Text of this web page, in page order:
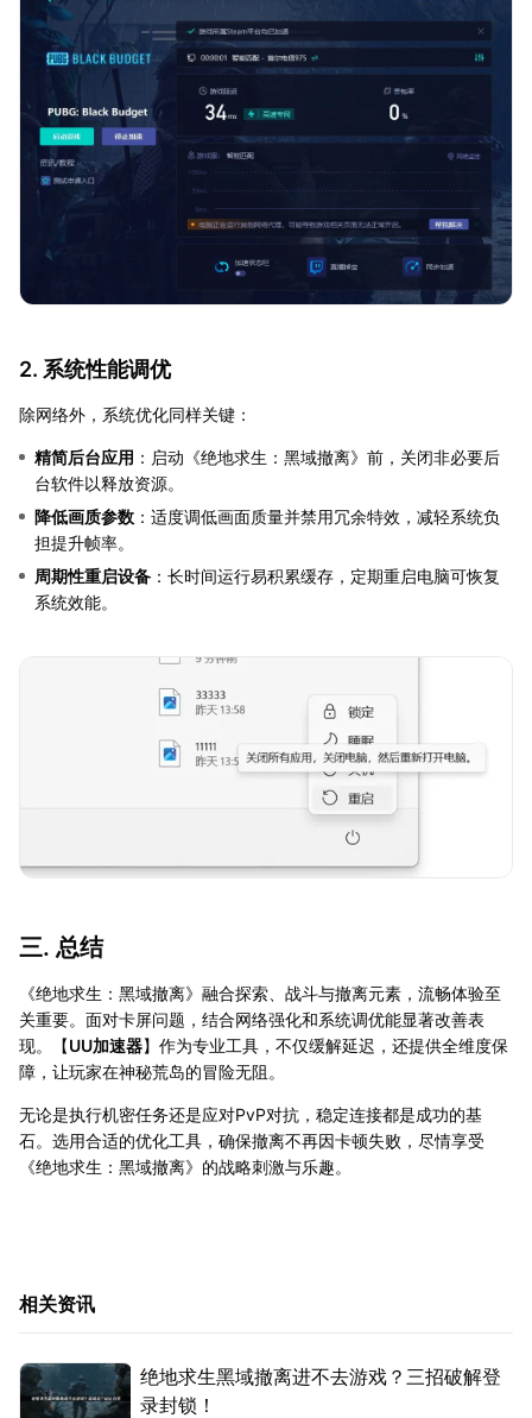
2. 系统性能调优
除网络外，系统优化同样关键：
精简后台应用 ：启动《绝地求生：黑域撤离》前，关闭非必要后
台软件以释放资源。
降低画质参数 ：适度调低画面质量并禁用冗余特效，减轻系统负
担提升帧率。
周期性重启设备 ：长时间运行易积累缓存，定期重启电脑可恢复
系统效能。
三. 总结
《绝地求生：黑域撤离》融合探索、战斗与撤离元素，流畅体验至
关重要。面对卡屏问题，结合网络强化和系统调优能显著改善表
现。【UU加速器】作为专业工具，不仅缓解延迟，还提供全维度保
障，让玩家在神秘荒岛的冒险无阻。
无论是执行机密任务还是应对PvP对抗，稳定连接都是成功的基
石。选用合适的优化工具，确保撤离不再因卡顿失败，尽情享受
《绝地求生：黑域撤离》的战略刺激与乐趣。
相关资讯
绝地求生黑域撤离进不去游戏？三招破解登
录封锁！